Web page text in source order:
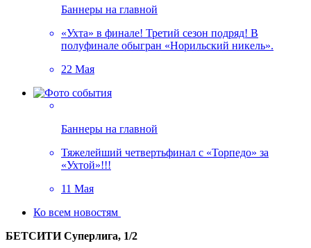
Баннеры на главной
«Ухта» в финале! Третий сезон подряд! В
полуфинале обыгран «Норильский никель».
22 Мая
Баннеры на главной
Тяжелейший четвертьфинал с «Торпедо» за
«Ухтой»!!!
11 Мая
Ко всем новостям
БЕТСИТИ Суперлига, 1/2